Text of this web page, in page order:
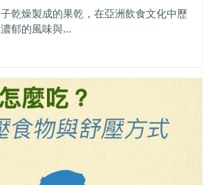
乾燥製成的果乾，在亞洲飲食文化中歷
郁的風味與...